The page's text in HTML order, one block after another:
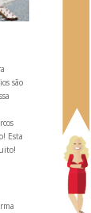
são
Esta